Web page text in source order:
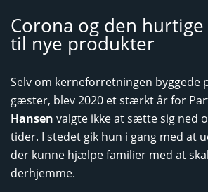
Corona og den
til nye produkter
Selv om kerneforretningen byggede
gæster, blev 2020 et stærkt år for
Hansen valgte ikke at sætte sig ned
tider. I stedet gik hun i gang med at
der kunne hjælpe familier med at
derhjemme.